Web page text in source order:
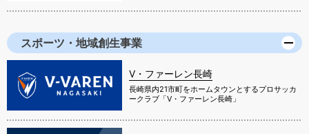
スポーツ・地域創生事業
V・ファーレン長崎
長崎県内21市町をホームタウンとするプロサッカ
ークラブ「V・ファーレン長崎」